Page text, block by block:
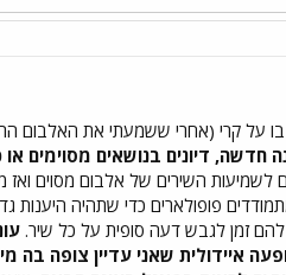
על קרי (אחרי ששמעתי את האלבום
חדשה, דיונים בנושאים מסוימים
לשמיעות השירים של אלבום מסוים
פופולארים כדי שתהיה היענות
להם זמן לגבש דעה סופית על כל שיר.
איידולית שאני עדיין צופה בה